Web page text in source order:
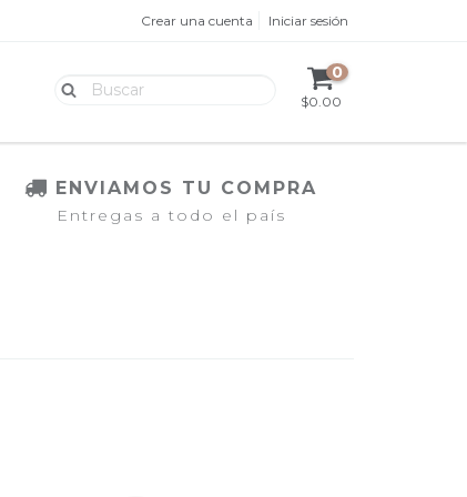
Crear una cuenta Iniciar sesión
0
$0.00
ENVIAMOS TU COMPRA
Entregas a todo el país